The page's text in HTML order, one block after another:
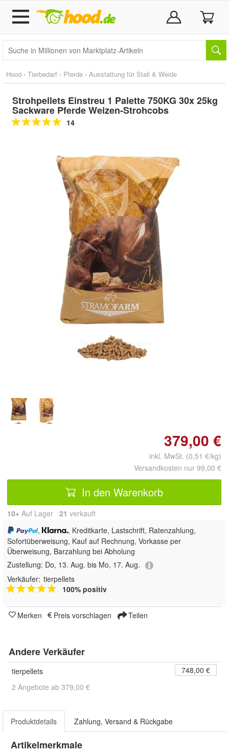
Hood › Tierbedarf › Pferde › Ausstattung für Stall & Weide
Strohpellets Einstreu 1 Palette 750KG 30x 25kg
Sackware Pferde Weizen-Strohcobs
14
Doppelt antippen zum
vergrößern
379,00 €
inkl. MwSt. (0,51 €/kg)
Versandkosten nur 99,00 €
In den Warenkorb
10+ Auf Lager 21 verkauft
,
, Kreditkarte, Lastschrift, Ratenzahlung,
Sofortüberweisung, Kauf auf Rechnung, Vorkasse per
Überweisung, Barzahlung bei Abholung
Zustellung: Do, 13. Aug. bis Mo, 17. Aug.
Verkäufer: tierpellets
100% positiv
Merken Preis vorschlagen Teilen
Andere Verkäufer
tierpellets
748,00 €
2 Angebote ab 379,00 €
Produktdetails Zahlung, Versand & Rückgabe
Artikelmerkmale